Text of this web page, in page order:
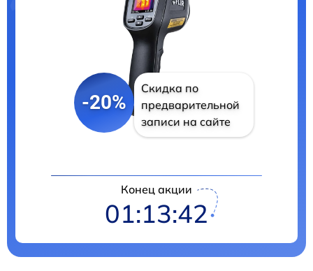
-20%
Скидка по
предварительной
записи на сайте
Конец акции
01:13:41